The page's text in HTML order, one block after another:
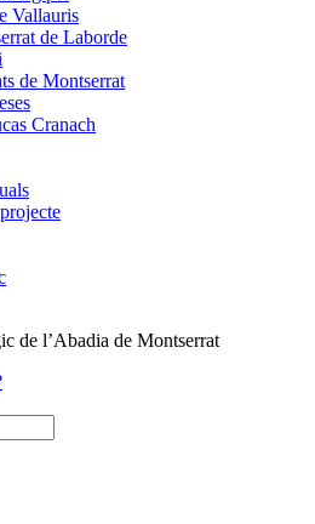
Vallauris
de Laborde
de Montserrat
Cranach
de l’Abadia de Montserrat